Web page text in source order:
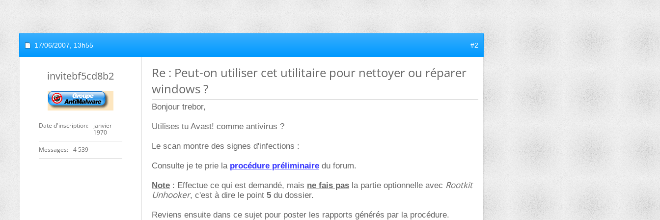
17/06/2007, 13h55 #2
invitebf5cd8b2
Date d'inscription
janvier
1970
Messages 4 539
Re : Peut-on utiliser cet utilitaire pour nettoyer ou réparer
windows ?
Bonjour trebor,
Utilises tu Avast! comme antivirus ?
Le scan montre des signes d'infections :
Consulte je te prie la procédure préliminaire du forum.
Note : Effectue ce qui est demandé, mais ne fais pas la partie optionnelle avec Rootkit
Unhooker, c'est à dire le point 5 du dossier.
Reviens ensuite dans ce sujet pour poster les rapports générés par la procédure.